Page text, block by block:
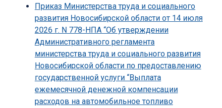
Приказ Министерства труда и социального
развития Новосибирской области от 14 июля
2026 г. N 778-НПА “Об утверждении
Административного регламента
министерства труда и социального развития
Новосибирской области по предоставлению
государственной услуги “Выплата
ежемесячной денежной компенсации
расходов на автомобильное топливо